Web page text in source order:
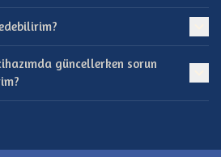
güncellerken sorun